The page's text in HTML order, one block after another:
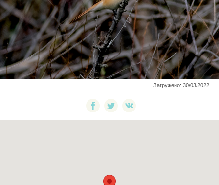
Загружено: 30/03/2022